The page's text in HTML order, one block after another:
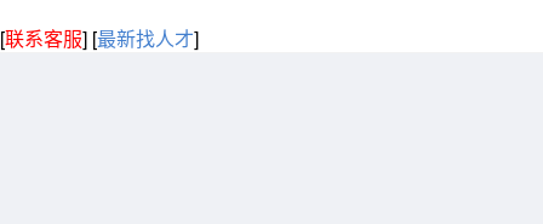
[联系客服] [最新找人才]